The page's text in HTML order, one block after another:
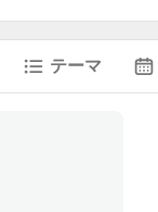
テーマ